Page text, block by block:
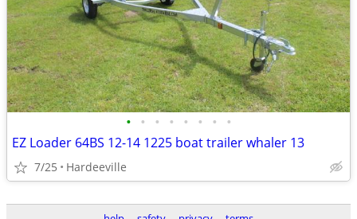
• • • • • • • •
EZ Loader 64BS 12-14 1225 boat trailer whaler 13
7/25 Hardeeville